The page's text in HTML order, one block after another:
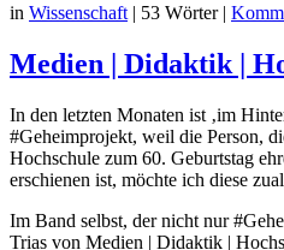
in Wissenschaft | 53 Wörter |
Medien | Didaktik |
In den letzten Monaten ist ‚im
#Geheimprojekt, weil die Person,
Hochschule zum 60. Geburtstag
erschienen ist, möchte ich diese
Im Band selbst, der nicht nur
Trias von Medien | Didaktik |